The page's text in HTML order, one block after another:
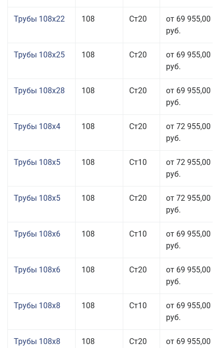
Трубы 108x22 108 Ст20
от 69 955,00
руб.
Трубы 108x25 108 Ст20
от 69 955,00
руб.
Трубы 108x28 108 Ст20
от 69 955,00
руб.
Трубы 108x4 108 Ст20
от 72 955,00
руб.
Трубы 108x5 108 Ст10
от 72 955,00
руб.
Трубы 108x5 108 Ст20
от 72 955,00
руб.
Трубы 108x6 108 Ст10
от 69 955,00
руб.
Трубы 108x6 108 Ст20
от 69 955,00
руб.
Трубы 108x8 108 Ст10
от 69 955,00
руб.
Трубы 108x8 108 Ст20
от 69 955,00